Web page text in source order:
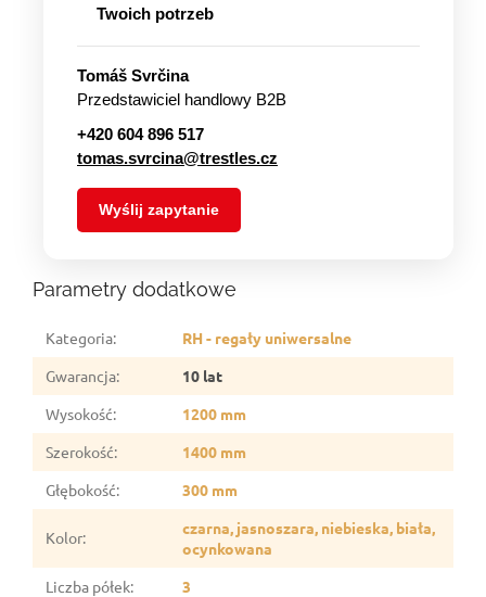
Twoich potrzeb
Tomáš Svrčina
Przedstawiciel handlowy B2B
+420 604 896 517
tomas.svrcina@trestles.cz
Wyślij zapytanie
Parametry dodatkowe
Kategoria:
RH - regały uniwersalne
Gwarancja:
10 lat
Wysokość:
1200 mm
Szerokość:
1400 mm
Głębokość: 300 mm
Kolor:
czarna, jasnoszara, niebieska, biała,
ocynkowana
Liczba półek: 3